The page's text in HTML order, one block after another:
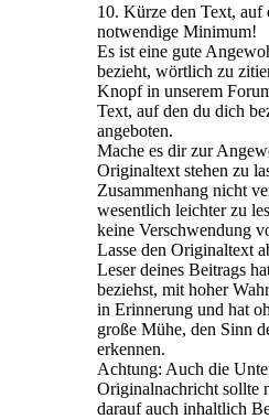
10. Kürze den Text, auf
notwendige Minimum!
Es ist eine gute
bezieht, wörtlich zu
Knopf in unserem
Text, auf den du dich
angeboten.
Mache es dir zur
Originaltext stehen zu
Zusammenhang nicht
wesentlich leichter zu
keine Verschwendung
Lasse den Originaltext
Leser deines Beitrags
beziehst, mit hoher
in Erinnerung und hat
große Mühe, den Sinn
erkennen.
Achtung: Auch die
Originalnachricht sollte
darauf auch inhaltlich